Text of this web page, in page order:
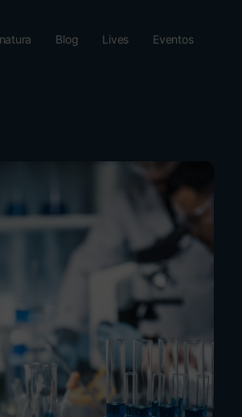
Blog Lives Eventos